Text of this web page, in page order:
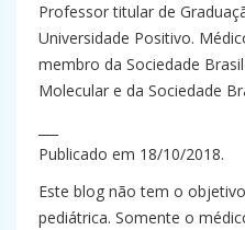
Professor titular de
Universidade Positivo.
membro da Sociedade
Molecular e da Sociedade
Publicado em 18/10/2018.
Este blog não tem o
pediátrica. Somente o